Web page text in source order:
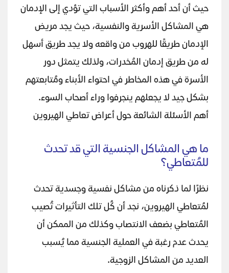
حيث أن أحد أهم وأكثر الأسباب التي تؤدي إلى الإدمان
هي المشاكل الأسرية والنفسية، حيث يجد مريض
الإدمان طريقًا للهروب من واقعه ولا يجد طريق أسهل
له من طريق إدمان المُخدرات، ولذلك يتمثل دور
الأسرة في هذه المخاطر في احتواء الأبناء ومُتابعتهم
بشكل جيد لا يجعلهم ينجرفوا وراء أصحاب السوء.
أهم الأسئلة الشائعة حول أعراض تعاطي الهيروين
ما هي المشاكل الجنسية التي قد تحدث
للمُتعاطي؟
نظرًا لما ذكرناه من مشاكل نفسية وجسدية تحدث
لمُتعاطي الهيروين، نجد أن كُل تلك التأثيرات تُصيب
المُتعاطي بضعف الانتصاب وكذلك من الممكن أن
يحدث عدم رغبة في العملية الجنسية مما يُسبب
العديد من المشاكل الزوجية.